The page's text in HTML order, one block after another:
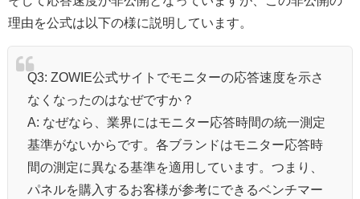
理由を公式は以下の様に説明しています。
Q3: ZOWIE公式サイトでモニターの応答速度を示さ
なくなったのはなぜですか？
A: なぜなら、業界にはモニター応答時間の統一測定
基準がないからです。各ブランドはモニター応答時
間の測定に異なる基準を適用しています。つまり、
パネルを購入するお客様が参考にできるベンチマー